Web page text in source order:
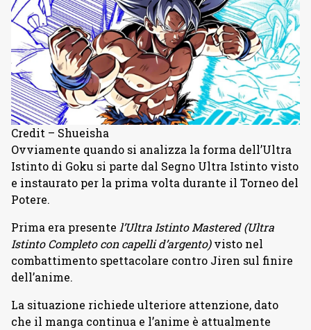
Credit – Shueisha
Ovviamente quando si analizza la forma dell’Ultra
Istinto di Goku si parte dal Segno Ultra Istinto visto
e instaurato per la prima volta durante il Torneo del
Potere.
Prima era presente l’Ultra Istinto Mastered (Ultra
Istinto Completo con capelli d’argento)visto nel
combattimento spettacolare contro Jiren sul finire
dell’anime.
La situazione richiede ulteriore attenzione, dato
che il manga continua e l’anime è attualmente